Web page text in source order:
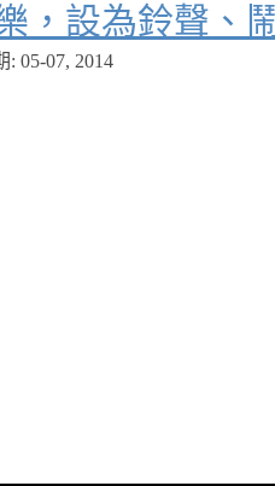
，設為鈴聲、
: 05-07, 2014